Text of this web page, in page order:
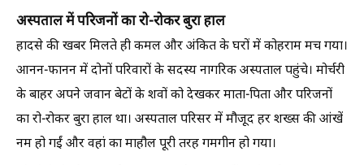
अस्पताल में परिजनों का रो-रोकर बुरा हाल
हादसे की खबर मिलते ही कमल और अंकित के घरों में कोहराम मच गया।
आनन-फानन में दोनों परिवारों के सदस्य नागरिक अस्पताल पहुंचे। मोर्चरी
के बाहर अपने जवान बेटों के शवों को देखकर माता-पिता और परिजनों
का रो-रोकर बुरा हाल था। अस्पताल परिसर में मौजूद हर शख्स की आंखें
नम हो गईं और वहां का माहौल पूरी तरह गमगीन हो गया।